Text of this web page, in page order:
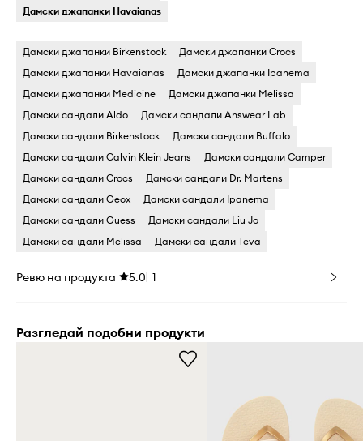
Дамски джапанки Havaianas
Дамски джапанки Birkenstock
Дамски джапанки Crocs
Дамски джапанки Havaianas
Дамски джапанки Ipanema
Дамски джапанки Medicine
Дамски джапанки Melissa
Дамски сандали Aldo
Дамски сандали Answear Lab
Дамски сандали Birkenstock
Дамски сандали Buffalo
Дамски сандали Calvin Klein Jeans
Дамски сандали Camper
Дамски сандали Crocs
Дамски сандали Dr. Martens
Дамски сандали Geox
Дамски сандали Ipanema
Дамски сандали Guess
Дамски сандали Liu Jo
Дамски сандали Melissa
Дамски сандали Teva
Ревю на продукта 5.0 1
Разгледай подобни продукти